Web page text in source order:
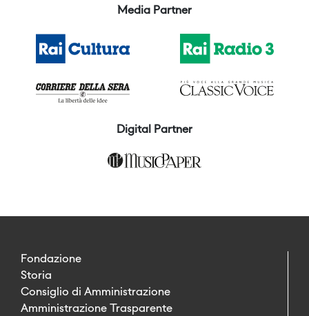
Media Partner
Digital Partner
Fondazione
Storia
Consiglio di Amministrazione
Amministrazione Trasparente